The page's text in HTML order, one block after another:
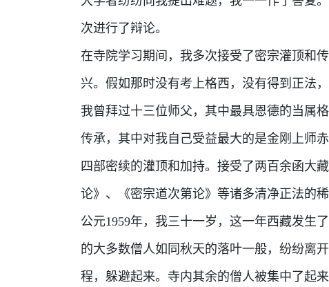
次进行了辩论。
在寺院学习期间，我多次接受了密宗灌顶和
兴。假如那时没有考上格西，没有得到正法
我曾拜过十三位师父，其中最具恩德的当属
传承，其中对我自己受益最大的是金刚上师
四部密续的灌顶和加持。接受了两百余函大
论》、《密宗道次第论》等诸多清净正法的稀
公元1959年，我三十一岁，这一年西藏发生
的大多数僧人如同秋天的落叶一般，纷纷离
程，躲避起来。寺内其余的僧人被集中了起